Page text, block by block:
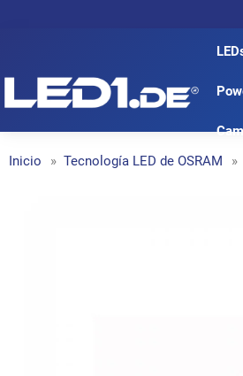
Inicio Tecnología LED de OSRAM